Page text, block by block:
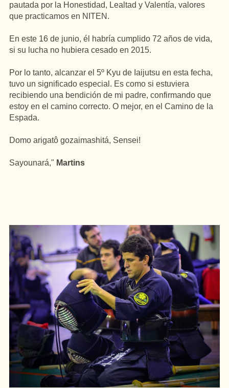
pautada por la Honestidad, Lealtad y Valentía, valores
que practicamos en NITEN.
En este 16 de junio, él habría cumplido 72 años de vida,
si su lucha no hubiera cesado en 2015.
Por lo tanto, alcanzar el 5º Kyu de Iaijutsu en esta fecha,
tuvo un significado especial. Es como si estuviera
recibiendo una bendición de mi padre, confirmando que
estoy en el camino correcto. O mejor, en el Camino de la
Espada.
Domo arigatô gozaimashitá, Sensei!
Sayounará," Martins